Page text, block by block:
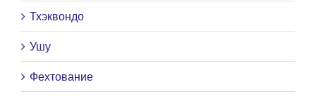
Тхэквондо
Ушу
Фехтование